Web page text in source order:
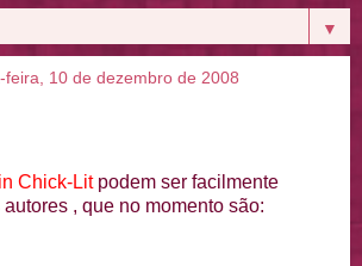
▼
feira, 10 de dezembro de 2008
Chick-Litpodem ser facilmente
, que no momento são: